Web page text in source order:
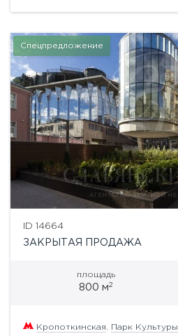
Спецпредложение
ID 14664
ЗАКРЫТАЯ ПРОДАЖА
площадь
800 м2
Кропоткинская Парк Культуры